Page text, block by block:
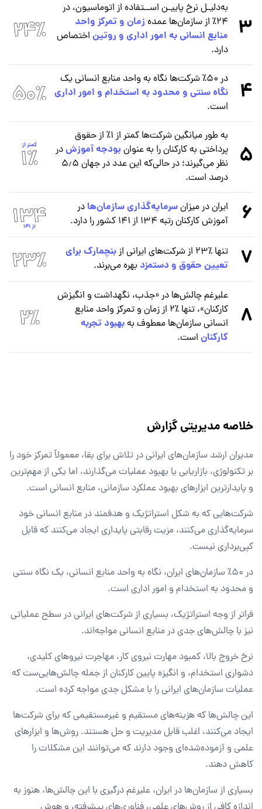
3
به‌دلیـل نرخ پاییـن اســتفاده از اتوماسیون، در
۲۴٪ از سازمان‌ها عمده
زمان و تمرکز واحد
منابع انسانی به امور اداری و روتیناختصاص
دارد.
4 در ۵۰٪ شرکت‌ها نگاه به واحد منابع انسانی یک
نگاه سنتی و محدود به استخدام و امور اداری
است.
5
به طور میانگین شرکت‌ها کمتر از ۱٪ از حقوق
پرداختی به کارکنان را به عنوان بودجه آموزشدر
نظر می‌گیرند؛ در حالی‌که این عدد در جهان ۵٫۵
درصد است.
6 ایران در میزانسرمایه‌گذاری سازمان‌ها در
آموزش کارکنان رتبه ۱۳۴ از ۱۴۱ کشور را دارد.​
7 تنها ٪۲۳ از شرکت‌های ایرانی از
بنچمارک برای
تعیین حقوق و دستمزد بهره می‌برند.
8
علیرغم چالش‌ها در «جذب، نگهداشت و انگیزش
کارکنان»، تنها ٪۲ از زمان و تمرکز واحد منابع
انسانی‌ سازمان‌ها معطوف بهبهبود تجربه
کارکناناست.
خلاصه مدیریتی گزارش
مدیران ارشد سازمان‌های ایرانی در تلاش برای بقا، معمولاً تمرکز خود را
بر تکنولوژی، بازاریابی یا بهبود عملیات می‌گذارند، اما یکی از مهم‌ترین
و پایدارترین ابزارهای بهبود عملکرد سازمانی، منابع انسانی است.
شرکت‌هایی که به شکل استراتژیک و هدفمند در منابع انسانی خود
سرمایه‌گذاری می‌کنند، مزیت رقابتی پایداری ایجاد می‌کنند که قابل
کپی‌برداری نیست.
در ۵۰٪ سازمان‌های ایران، نگاه به واحد منابع انسانی، یک نگاه سنتی
و محدود به استخدام و امور اداری است.
فراتر از وجه استراتژیک، بسیاری از شرکت‌های ایرانی در سطح عملیاتی
نیز با چالش‌های جدی در منابع انسانی مواجه‌اند.
نرخ خروج بالا، کمبود مهارت نیروی کار، مهاجرت نیروهای کلیدی،
دشواری استخدام، و انگیزه پایین کارکنان از جمله چالش‌هایی‌ست که
عملیات سازمان‌های ایرانی را با مشکل جدی مواجه کرده‌ است.
این چالش‌ها که هزینه‌های مستقیم و غیرمستقیمی که برای شرکت‌ها
ایجاد می‌کنند، اغلب قابل مدیریت و حل هستند. روش‌ها و ابزارهای
علمی و آزموده‌شده‌ای وجود دارند که می‌توانند این مشکلات را
کاهش دهند.
بسیاری از سازمان‌ها در ایران، علیرغم درگیری با این چالش‌ها، هنوز به